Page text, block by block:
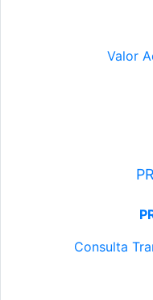
Valor
Consulta